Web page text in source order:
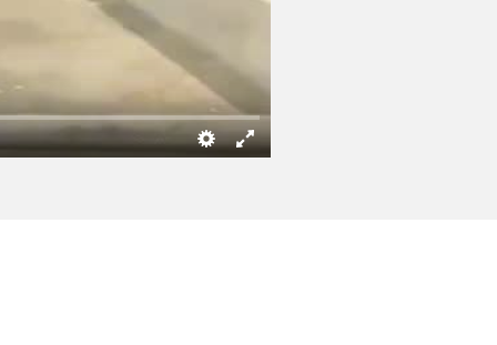
области